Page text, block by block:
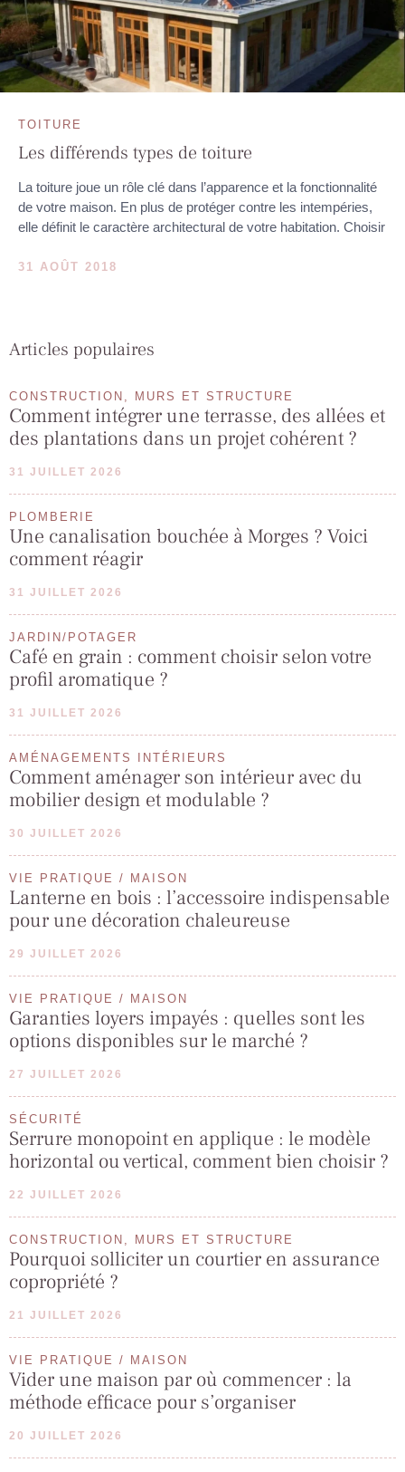
TOITURE
Les différends types de toiture
La toiture joue un rôle clé dans l’apparence et la fonctionnalité
de votre maison. En plus de protéger contre les intempéries,
elle définit le caractère architectural de votre habitation. Choisir
31 AOÛT 2018
Articles populaires
CONSTRUCTION, MURS ET STRUCTURE
Comment intégrer une terrasse, des allées et
des plantations dans un projet cohérent ?
31 JUILLET 2026
PLOMBERIE
Une canalisation bouchée à Morges ? Voici
comment réagir
31 JUILLET 2026
JARDIN/POTAGER
Café en grain : comment choisir selon votre
profil aromatique ?
31 JUILLET 2026
AMÉNAGEMENTS INTÉRIEURS
Comment aménager son intérieur avec du
mobilier design et modulable ?
30 JUILLET 2026
VIE PRATIQUE / MAISON
Lanterne en bois : l’accessoire indispensable
pour une décoration chaleureuse
29 JUILLET 2026
VIE PRATIQUE / MAISON
Garanties loyers impayés : quelles sont les
options disponibles sur le marché ?
27 JUILLET 2026
SÉCURITÉ
Serrure monopoint en applique : le modèle
horizontal ou vertical, comment bien choisir ?
22 JUILLET 2026
CONSTRUCTION, MURS ET STRUCTURE
Pourquoi solliciter un courtier en assurance
copropriété ?
21 JUILLET 2026
VIE PRATIQUE / MAISON
Vider une maison par où commencer : la
méthode efficace pour s’organiser
20 JUILLET 2026